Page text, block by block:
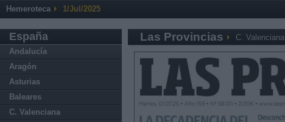
Hemeroteca 1/Jul/2025
España
Andalucía
Aragón
Asturias
Baleares
C. Valenciana
Las Provincias C. Valenciana